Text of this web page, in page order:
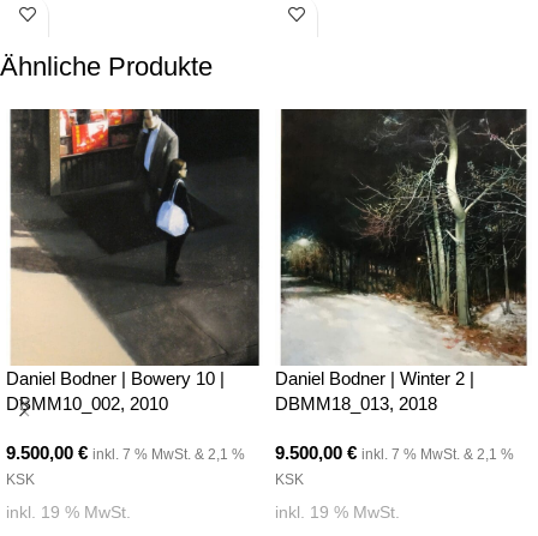
Teil von
KLEINERVONWIESE
Teil von
Ähnliche Produkte
Daniel Bodner | Bowery 10 |
DBMM10_002, 2010
9.500,00 € inkl. 7 % MwSt. & 2,1 %
KSK
inkl. 19 % MwSt.
Daniel Bodner | Winter 2 |
DBMM18_013, 2018
9.500,00 € inkl. 7 % MwSt. & 2,1 %
KSK
inkl. 19 % MwSt.